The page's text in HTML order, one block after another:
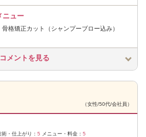
ニュー
骨格矯正カット（シャンプーブロー込み）
メントを見る
（女性/50代/会社員）
術・仕上がり： 5 メニュー・料金： 5